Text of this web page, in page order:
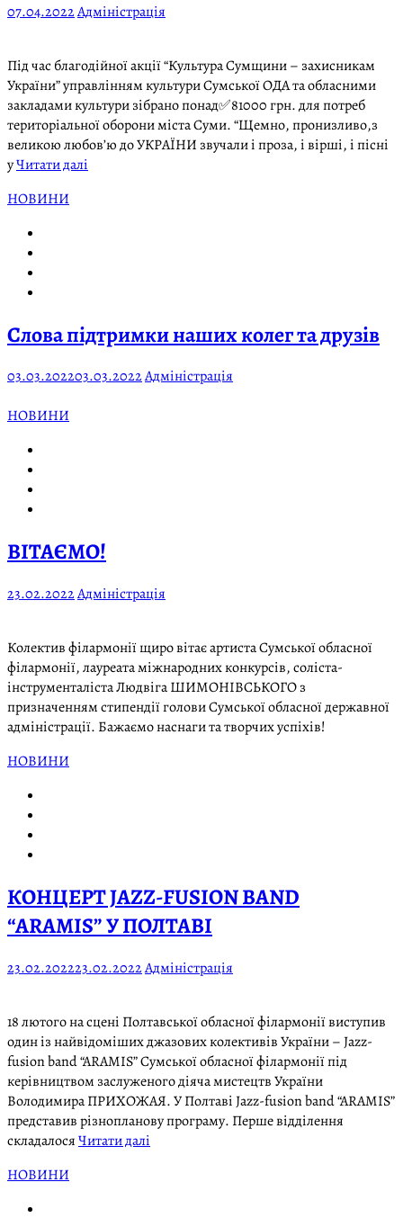
07.04.2022Адміністрація
Під час благодійної акції “Культура Сумщини – захисникам
України” управлінням культури Сумської ОДА та обласними
закладами культури зібрано понад✅81000 грн. для потреб
територіальної оборони міста Суми. “Щемно, пронизливо,з
великою любов’ю до УКРАЇНИ звучали і проза, і вірші, і пісні
уЧитати далі
НОВИНИ
Слова підтримки наших колег та друзів
03.03.202203.03.2022Адміністрація
НОВИНИ
ВІТАЄМО!
23.02.2022Адміністрація
Колектив філармонії щиро вітає артиста Сумської обласної
філармонії, лауреата міжнародних конкурсів, соліста-
інструменталіста Людвіга ШИМОНІВСЬКОГО з
призначенням стипендії голови Сумської обласної державної
адміністрації. Бажаємо наснаги та творчих успіхів!
НОВИНИ
КОНЦЕРТ JAZZ-FUSION BAND
“ARAMIS” У ПОЛТАВІ
23.02.202223.02.2022Адміністрація
18 лютого на сцені Полтавської обласної філармонії виступив
один із найвідоміших джазових колективів України – Jazz-
fusion band “ARAMIS” Сумської обласної філармонії під
керівництвом заслуженого діяча мистецтв України
Володимира ПРИХОЖАЯ. У Полтаві Jazz-fusion band “ARAMIS”
представив різнопланову програму. Перше відділення
складалосяЧитати далі
НОВИНИ